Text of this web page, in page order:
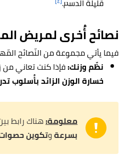
قليلة الدسم.
نصائح أُخرى لمريض
فيما يأتي مجموعة من النّصائح
نظّم وزنك:فإذا كنت تعاني من
خسارة الوزن الزائد بأُسلوب
معلومة:هناك رابط
بسرعةوتكوين حصوات